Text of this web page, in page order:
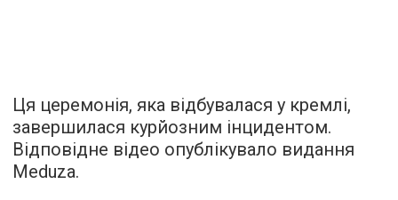
Ця церемонія, яка відбувалася у кремлі,
завершилася курйозним інцидентом.
Відповідне відео опублікувало видання
Meduza.